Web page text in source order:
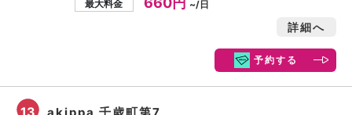
最大料金 ~/日
詳細へ
予約する
13